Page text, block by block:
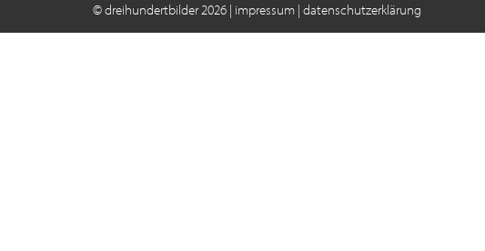
© dreihundertbilder 2026 | impressum | datenschutzerklärung